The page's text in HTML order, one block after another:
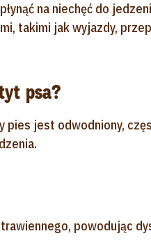
na niechęć do
takimi jak wyjazdy,
psa?
pies jest odwodniony,
powodując